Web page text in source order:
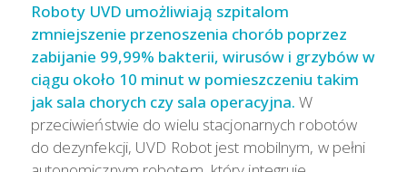
Roboty UVD umożliwiają szpitalom
zmniejszenie przenoszenia chorób poprzez
zabijanie 99,99% bakterii, wirusów i grzybów w
ciągu około 10 minut w pomieszczeniu takim
jak sala chorych czy sala operacyjna. W
przeciwieństwie do wielu stacjonarnych robotów
do dezynfekcji, UVD Robot jest mobilnym, w pełni